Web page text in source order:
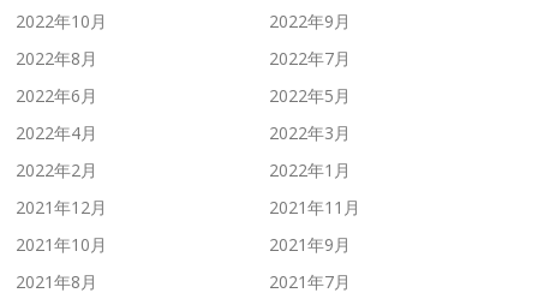
2022年10月
2022年9月
2022年8月
2022年7月
2022年6月
2022年5月
2022年4月
2022年3月
2022年2月
2022年1月
2021年12月
2021年11月
2021年10月
2021年9月
2021年8月
2021年7月